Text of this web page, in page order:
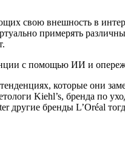
свою внешность в
примерять
которые они
Kiehl’s, бренда по
другие бренды L’Oréal